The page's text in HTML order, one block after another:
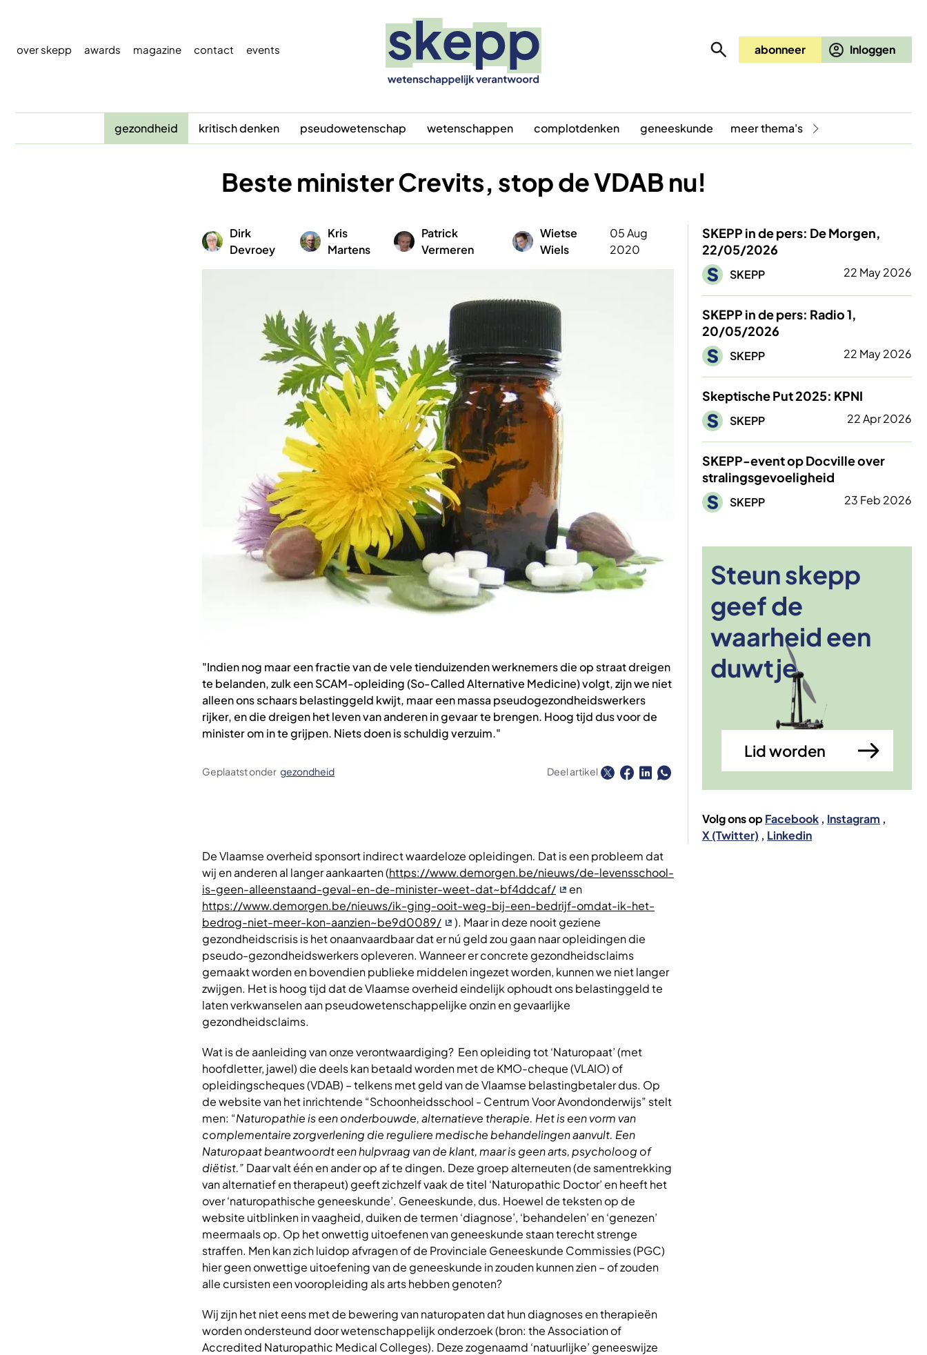
over skepp awards magazine contact events abonneer
gezondheid kritisch denken pseudowetenschap wetenschappen complotdenken geneeskunde meer thema's
Beste minister Crevits, stop de VDAB nu!
Afbeelding
Dirk
Devroey
Afbeelding
Kris
Martens
Afbeelding
Patrick
Vermeren
Afbeelding
Wietse
Wiels
05 Aug
2020
"Indien nog maar een fractie van de vele tienduizenden werknemers die op straat dreigen
te belanden, zulk een SCAM-opleiding (So-Called Alternative Medicine) volgt, zijn we niet
alleen ons schaars belastinggeld kwijt, maar een massa pseudogezondheidswerkers
rijker, en die dreigen het leven van anderen in gevaar te brengen. Hoog tijd dus voor de
minister om in te grijpen. Niets doen is schuldig verzuim."
Geplaatst onder gezondheid Deel artikel
De Vlaamse overheid sponsort indirect waardeloze opleidingen. Dat is een probleem dat
wij en anderen al langer aankaarten (https://www.demorgen.be/nieuws/de-levensschool-
is-geen-alleenstaand-geval-en-de-minister-weet-dat~bf4ddcaf/
en
https://www.demorgen.be/nieuws/ik-ging-ooit-weg-bij-een-bedrijf-omdat-ik-het-
bedrog-niet-meer-kon-aanzien~be9d0089/
). Maar in deze nooit geziene
gezondheidscrisis is het onaanvaardbaar dat er nú geld zou gaan naar opleidingen die
pseudo-gezondheidswerkers opleveren. Wanneer er concrete gezondheidsclaims
gemaakt worden en bovendien publieke middelen ingezet worden, kunnen we niet langer
zwijgen. Het is hoog tijd dat de Vlaamse overheid eindelijk ophoudt ons belastinggeld te
laten verkwanselen aan pseudowetenschappelijke onzin en gevaarlijke
gezondheidsclaims.
Wat is de aanleiding van onze verontwaardiging? Een opleiding tot ‘Naturopaat’ (met
hoofdletter, jawel) die deels kan betaald worden met de KMO-cheque (VLAIO) of
opleidingscheques (VDAB) – telkens met geld van de Vlaamse belastingbetaler dus. Op
de website van het inrichtende “Schoonheidsschool - Centrum Voor Avondonderwijs” stelt
men: “Naturopathie is een onderbouwde, alternatieve therapie. Het is een vorm van
complementaire zorgverlening die reguliere medische behandelingen aanvult. Een
Naturopaat beantwoordt een hulpvraag van de klant, maar is geen arts, psycholoog of
diëtist.” Daar valt één en ander op af te dingen. Deze groep alterneuten (de samentrekking
van alternatief en therapeut) geeft zichzelf vaak de titel ‘Naturopathic Doctor’ en heeft het
over ‘naturopathische geneeskunde’. Geneeskunde, dus. Hoewel de teksten op de
website uitblinken in vaagheid, duiken de termen ‘diagnose’, ‘behandelen’ en ‘genezen’
meermaals op. Op het onwettig uitoefenen van geneeskunde staan terecht strenge
straffen. Men kan zich luidop afvragen of de Provinciale Geneeskunde Commissies (PGC)
hier geen onwettige uitoefening van de geneeskunde in zouden kunnen zien – of zouden
alle cursisten een vooropleiding als arts hebben genoten?
Wij zijn het niet eens met de bewering van naturopaten dat hun diagnoses en therapieën
worden ondersteund door wetenschappelijk onderzoek (bron: the Association of
Accredited Naturopathic Medical Colleges). Deze zogenaamd ‘natuurlijke’ geneeswijze
SKEPP in de pers: De Morgen,
22/05/2026
Afbeelding
SKEPP 22 May 2026
SKEPP in de pers: Radio 1,
20/05/2026
Afbeelding
SKEPP 22 May 2026
Skeptische Put 2025: KPNI
Afbeelding
SKEPP 22 Apr 2026
SKEPP-event op Docville over
stralingsgevoeligheid
Afbeelding
SKEPP 23 Feb 2026
Steun skepp
geef de
waarheid een
duwtje
Lid worden
Afbeelding
Volg ons op Facebook
Instagram
X (Twitter)
Linkedin